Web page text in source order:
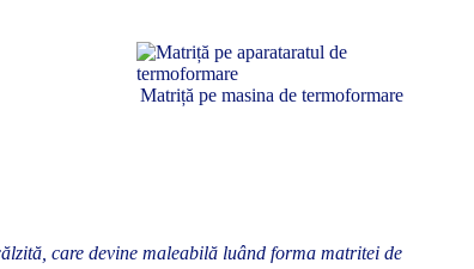
Matriță pe masina de termoformare
care devine maleabilă luând forma matritei de